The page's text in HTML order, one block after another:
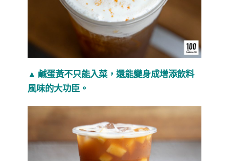
▲ 鹹蛋黃不只能入菜，還能變身成增添飲料
風味的大功臣。